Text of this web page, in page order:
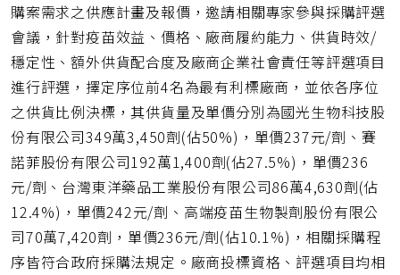
購案需求之供應計畫及報價，邀請相關專家參與採購評選
會議，針對疫苗效益、價格、廠商履約能力、供貨時效/
穩定性、額外供貨配合度及廠商企業社會責任等評選項目
進行評選，擇定序位前4名為最有利標廠商，並依各序位
之供貨比例決標，其供貨量及單價分別為國光生物科技股
份有限公司349萬3,450劑(佔50%)，單價237元/劑、賽
諾菲股份有限公司192萬1,400劑(佔27.5%)，單價236
元/劑、台灣東洋藥品工業股份有限公司86萬4,630劑(佔
12.4%)，單價242元/劑、高端疫苗生物製劑股份有限公
司70萬7,420劑，單價236元/劑(佔10.1%)，相關採購程
序皆符合政府採購法規定。廠商投標資格、評選項目均相